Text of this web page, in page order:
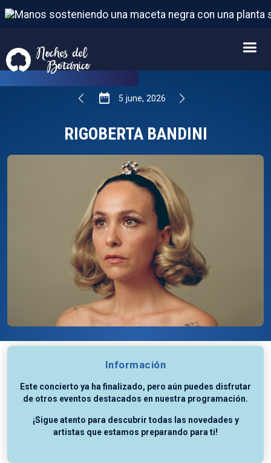
RIGOBERTA BANDINI
5 FROM JUNE, 2026
5 june, 2026
RIGOBERTA BANDINI
Información
Este concierto ya ha finalizado, pero aún puedes disfrutar
de otros eventos destacados en nuestra programación.
¡Sigue atento para descubrir todas las novedades y
artistas que estamos preparando para ti!